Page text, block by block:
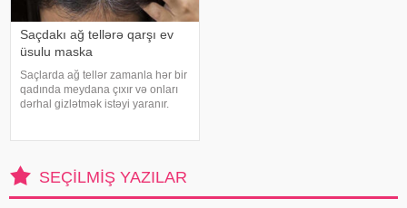
Saçdakı ağ tellərə qarşı ev
üsulu maska
Saçlarda ağ tellər zamanla hər bir
qadında meydana çıxır və onları
dərhal gizlətmək istəyi yaranır.
SEÇILMIŞ YAZILAR